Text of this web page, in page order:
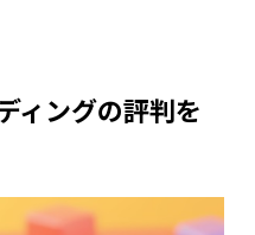
ィングの評判を